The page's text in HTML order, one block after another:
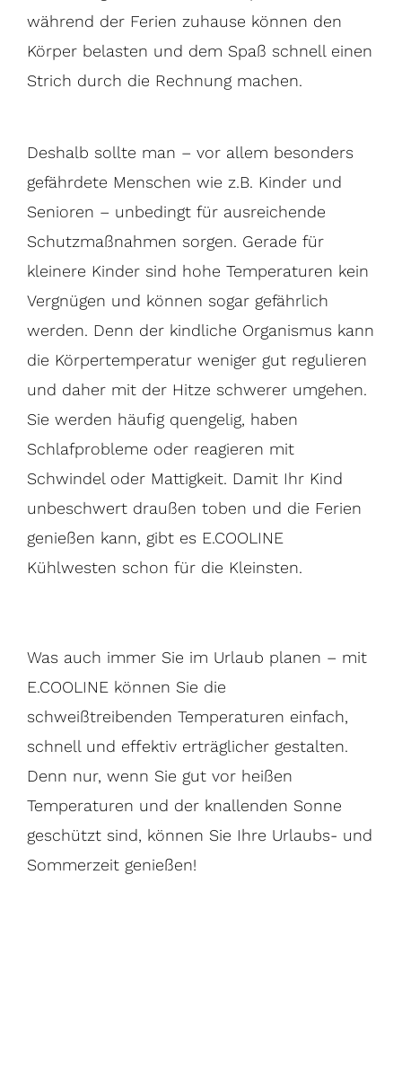
während der Ferien zuhause können den
Körper belasten und dem Spaß schnell einen
Strich durch die Rechnung machen.
Deshalb sollte man – vor allem besonders
gefährdete Menschen wie z.B. Kinder und
Senioren – unbedingt für ausreichende
Schutzmaßnahmen sorgen. Gerade für
kleinere Kinder sind hohe Temperaturen kein
Vergnügen und können sogar gefährlich
werden. Denn der kindliche Organismus kann
die Körpertemperatur weniger gut regulieren
und daher mit der Hitze schwerer umgehen.
Sie werden häufig quengelig, haben
Schlafprobleme oder reagieren mit
Schwindel oder Mattigkeit. Damit Ihr Kind
unbeschwert draußen toben und die Ferien
genießen kann, gibt es E.COOLINE
Kühlwesten schon für die Kleinsten.
Was auch immer Sie im Urlaub planen – mit
E.COOLINE können Sie die
schweißtreibenden Temperaturen einfach,
schnell und effektiv erträglicher gestalten.
Denn nur, wenn Sie gut vor heißen
Temperaturen und der knallenden Sonne
geschützt sind, können Sie Ihre Urlaubs- und
Sommerzeit genießen!